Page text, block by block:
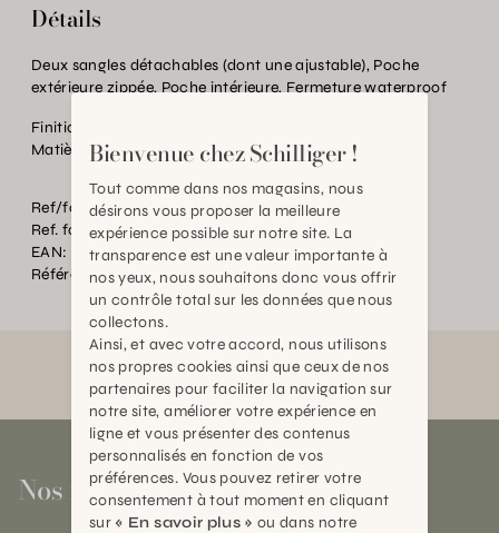
Détails
Deux sangles détachables (dont une ajustable), Poche
extérieure zippée, Poche intérieure, Fermeture waterproof
Finition:
Matière:
Nylon recyclé
Ref/fourn. Couleur: POWDER JUNGLE
Ref. fournisseur:
ESCAPE
EAN:
2000000598494
Référence:
BT.P89370.0000.RG53.0000
Nos magasins
Bienvenue chez Schilliger !
Tout comme dans nos magasins, nous
désirons vous proposer la meilleure
expérience possible sur notre site. La
transparence est une valeur importante à
nos yeux, nous souhaitons donc vous offrir
un contrôle total sur les données que nous
collectons.
Ainsi, et avec votre accord, nous utilisons
nos propres cookies ainsi que ceux de nos
partenaires pour faciliter la navigation sur
notre site, améliorer votre expérience en
ligne et vous présenter des contenus
personnalisés en fonction de vos
préférences. Vous pouvez retirer votre
consentement à tout moment en cliquant
sur « En savoir plus » ou dans notre